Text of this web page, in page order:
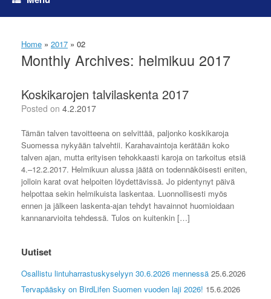
Home » 2017 » 02
Monthly Archives: helmikuu 2017
Koskikarojen talvilaskenta 2017
Posted on 4.2.2017
Tämän talven tavoitteena on selvittää, paljonko koskikaroja
Suomessa nykyään talvehtii. Karahavaintoja kerätään koko
talven ajan, mutta erityisen tehokkaasti karoja on tarkoitus etsiä
4.–12.2.2017. Helmikuun alussa jäätä on todennäköisesti eniten,
jolloin karat ovat helpoiten löydettävissä. Jo pidentynyt päivä
helpottaa sekin helmikuista laskentaa. Luonnollisesti myös
ennen ja jälkeen laskenta-ajan tehdyt havainnot huomioidaan
kannanarvioita tehdessä. Tulos on kuitenkin […]
Uutiset
Osallistu lintuharrastuskyselyyn 30.6.2026 mennessä 25.6.2026
Tervapääsky on BirdLifen Suomen vuoden laji 2026! 15.6.2026